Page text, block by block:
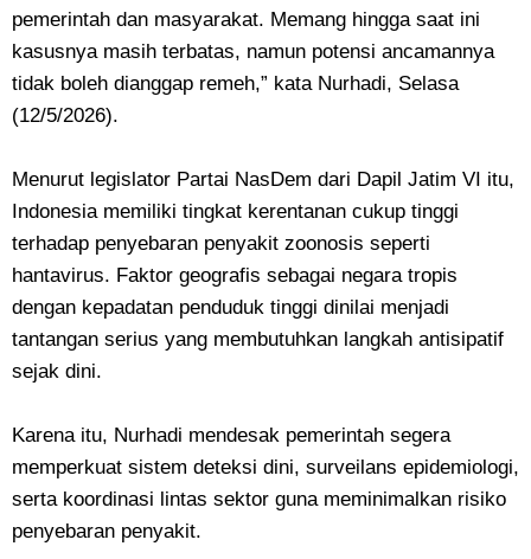
pemerintah dan masyarakat. Memang hingga saat ini
kasusnya masih terbatas, namun potensi ancamannya
tidak boleh dianggap remeh,” kata Nurhadi, Selasa
(12/5/2026).
Menurut legislator Partai NasDem dari Dapil Jatim VI itu,
Indonesia memiliki tingkat kerentanan cukup tinggi
terhadap penyebaran penyakit zoonosis seperti
hantavirus. Faktor geografis sebagai negara tropis
dengan kepadatan penduduk tinggi dinilai menjadi
tantangan serius yang membutuhkan langkah antisipatif
sejak dini.
Karena itu, Nurhadi mendesak pemerintah segera
memperkuat sistem deteksi dini, surveilans epidemiologi,
serta koordinasi lintas sektor guna meminimalkan risiko
penyebaran penyakit.